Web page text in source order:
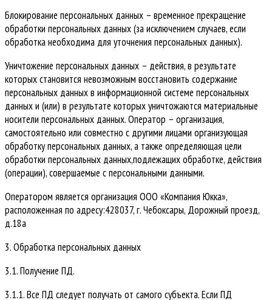
Блокирование персональных данных – временное прекращение
обработки персональных данных (за исключением случаев, если
обработка необходима для уточнения персональных данных).
Уничтожение персональных данных – действия, в результате
которых становится невозможным восстановить содержание
персональных данных в информационной системе персональных
данных и (или) в результате которых уничтожаются материальные
носители персональных данных. Оператор – организация,
самостоятельно или совместно с другими лицами организующая
обработку персональных данных, а также определяющая цели
обработки персональных данных,подлежащих обработке, действия
(операции), совершаемые с персональными данными.
Оператором является организация ООО «Компания Юкка»,
расположенная по адресу:428037, г. Чебоксары, Дорожный проезд,
д.18а
3. Обработка персональных данных
3.1. Получение ПД.
3.1.1. Все ПД следует получать от самого субъекта. Если ПД